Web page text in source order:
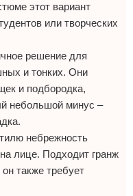
этот вариант
или творческих
решение для
и тонких. Они
и подбородка,
небольшой минус –
небрежность
лице. Подходит гранж
также требует